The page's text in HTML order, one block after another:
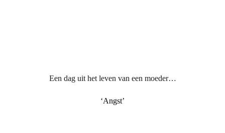
Een dag uit het leven van een moeder…
‘Angst’